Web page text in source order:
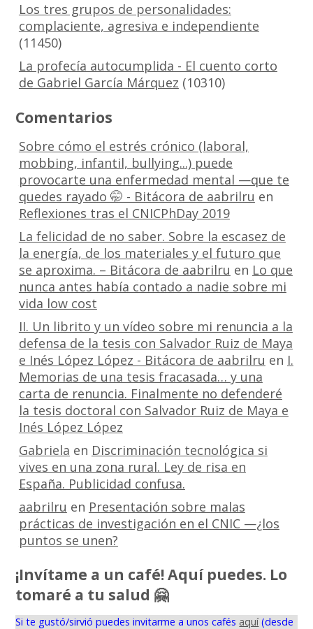
Los tres grupos de personalidades:
complaciente, agresiva e independiente
(11450)
La profecía autocumplida - El cuento corto
de Gabriel García Márquez (10310)
Comentarios
Sobre cómo el estrés crónico (laboral,
mobbing, infantil, bullying...) puede
provocarte una enfermedad mental —que te
quedes rayado 🤭 - Bitácora de aabrilru en
Reflexiones tras el CNICPhDay 2019
La felicidad de no saber. Sobre la escasez de
la energía, de los materiales y el futuro que
se aproxima. – Bitácora de aabrilru en Lo que
nunca antes había contado a nadie sobre mi
vida low cost
II. Un librito y un vídeo sobre mi renuncia a la
defensa de la tesis con Salvador Ruiz de Maya
e Inés López López - Bitácora de aabrilru en I.
Memorias de una tesis fracasada… y una
carta de renuncia. Finalmente no defenderé
la tesis doctoral con Salvador Ruiz de Maya e
Inés López López
Gabriela en Discriminación tecnológica si
vives en una zona rural. Ley de risa en
España. Publicidad confusa.
aabrilru en Presentación sobre malas
prácticas de investigación en el CNIC —¿los
puntos se unen?
¡Invítame a un café! Aquí puedes. Lo
tomaré a tu salud 🤗
Si te gustó/sirvió puedes invitarme a unos cafés aquí(desde